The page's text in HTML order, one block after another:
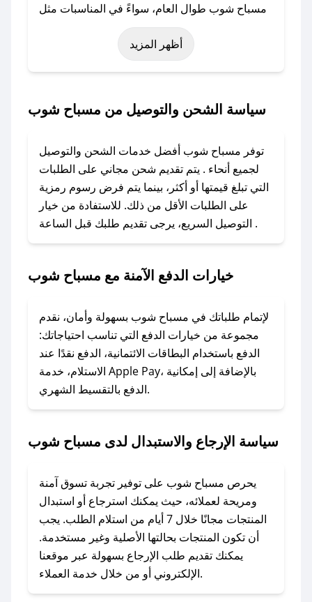
مسباح شوب طوال العام، سواءً في المناسبات مثل
عيد الفطر، عيد الأضحى، الجمعة البيضاء (شهر
نوفمبر)، رمضان، اليوم الوطني، يوم التأسيس، أو
حتى عروض خاصة أخرى.
باستخدام تطبيق صحصح، يمكنك العثور بسهولة على
الكوبون، تواصل معنا عبر تويتر أو البريد الإلكتروني
لإضافته بسرعة.
### كيفية استخدام كود خصم مسباح شوب؟
1. انسخ كود الخصم من تطبيق صحصح.
2. الصقه في خانة الدفع عند التسوق من مسباح
لا تقلق! يمكنك التواصل مع فريق دعم صحصح عبر
الرسائل الخاصة على تويتر أو البريد الإلكتروني،
وسنقوم بحل المشكلة في أسرع وقت ممكن.
### ماذا أفعل إذا لم أجد كود خصم لمتجري
المفضل؟
مراسلتنا مباشرة وسنعمل على توفير الكوبونات في
### كيف تحصل على كوبونات خصم حصرية من
مسباح شوب؟
للحصول على كوبونات وخصومات حصرية، قم بما
يلي:
- اضغط على أيقونة متابعة لمتجر مسباح شوب في
أظهر المزيد
سياسة الشحن والتوصيل من مسباح شوب
توفر مسباح شوب أفضل خدمات الشحن والتوصيل
لجميع أنحاء . يتم تقديم شحن مجاني على الطلبات
التي تبلغ قيمتها أو أكثر، بينما يتم فرض رسوم رمزية
على الطلبات الأقل من ذلك. للاستفادة من خيار
التوصيل السريع، يرجى تقديم طلبك قبل الساعة .
خيارات الدفع الآمنة مع مسباح شوب
لإتمام طلباتك في مسباح شوب بسهولة وأمان، نقدم
مجموعة من خيارات الدفع التي تناسب احتياجاتك:
الدفع باستخدام البطاقات الائتمانية، الدفع نقدًا عند
الاستلام، خدمة Apple Pay، بالإضافة إلى إمكانية
الدفع بالتقسيط الشهري.
سياسة الإرجاع والاستبدال لدى مسباح شوب
يحرص مسباح شوب على توفير تجربة تسوق آمنة
ومريحة لعملائه، حيث يمكنك استرجاع أو استبدال
المنتجات مجانًا خلال 7 أيام من استلام الطلب. يجب
أن تكون المنتجات بحالتها الأصلية وغير مستخدمة.
يمكنك تقديم طلب الإرجاع بسهولة عبر موقعنا
الإلكتروني أو من خلال خدمة العملاء.